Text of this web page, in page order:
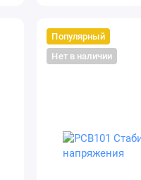
Популярный
Нет в наличии